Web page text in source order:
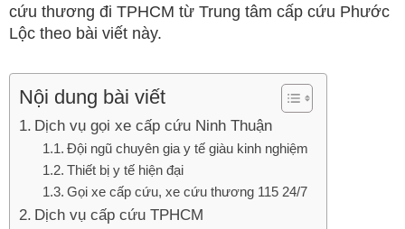
cứu thương đi TPHCM từ Trung tâm cấp cứu Phước
Lộc theo bài viết này.
Nội dung bài viết
Dịch vụ gọi xe cấp cứu Ninh Thuận
Đội ngũ chuyên gia y tế giàu kinh nghiệm
Thiết bị y tế hiện đại
Gọi xe cấp cứu, xe cứu thương 115 24/7
Dịch vụ cấp cứu TPHCM